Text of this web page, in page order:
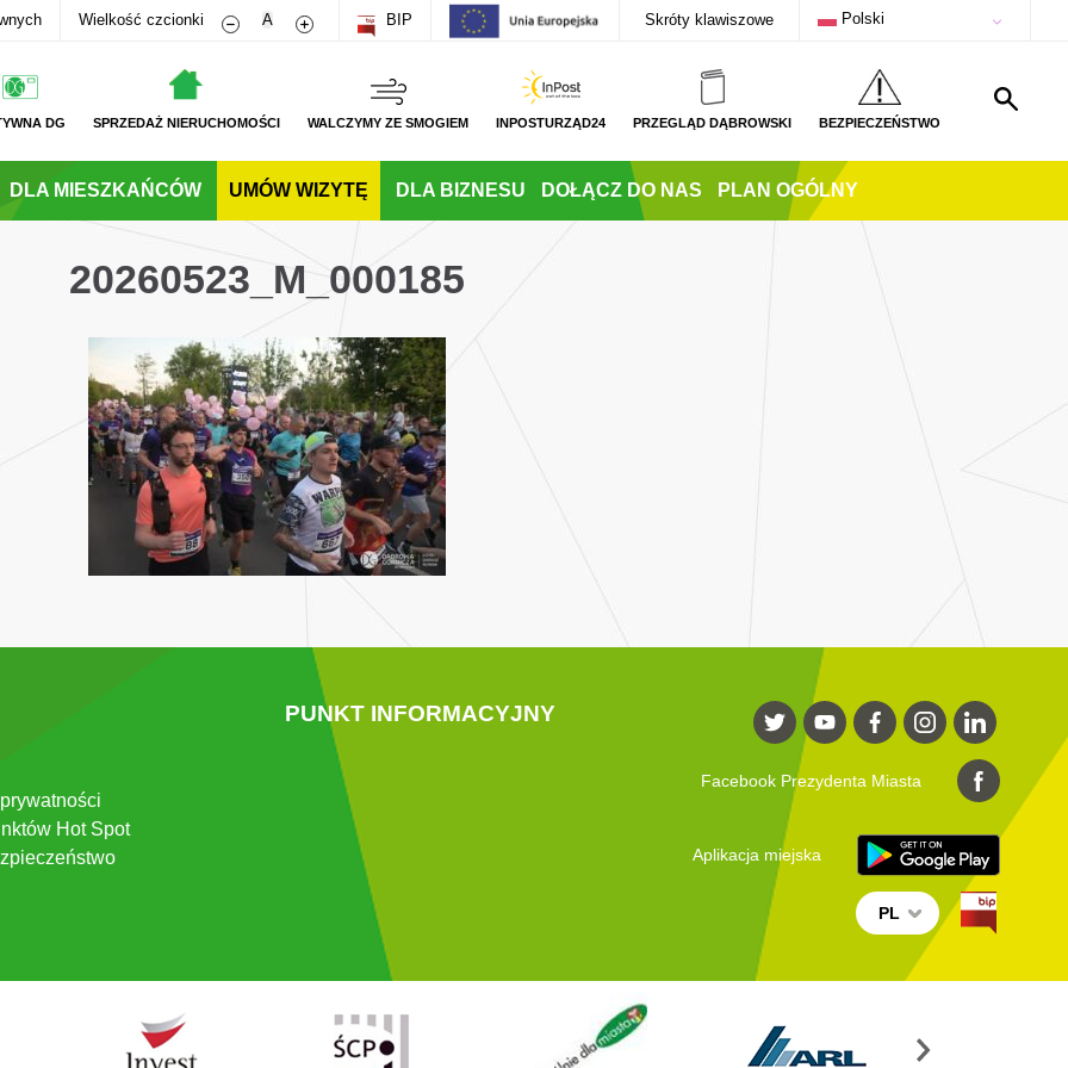
Wielkość czcionki Zmniejsz rozmiar czcionki
A Zwiększ rozmiar czcionki
BIP Skróty klawiszowe Polski
DG SPRZEDAŻ NIERUCHOMOŚCI WALCZYMY ZE SMOGIEM INPOSTURZĄD24 PRZEGLĄD DĄBROWSKI BEZPIECZEŃSTWO
DLA MIESZKAŃCÓW UMÓW WIZYTĘ DLA BIZNESU DOŁĄCZ DO NAS PLAN OGÓLNY
20260523_M_000185
Hot Spot
PUNKT INFORMACYJNY
Facebook Prezydenta Miasta
Aplikacja miejska
PL